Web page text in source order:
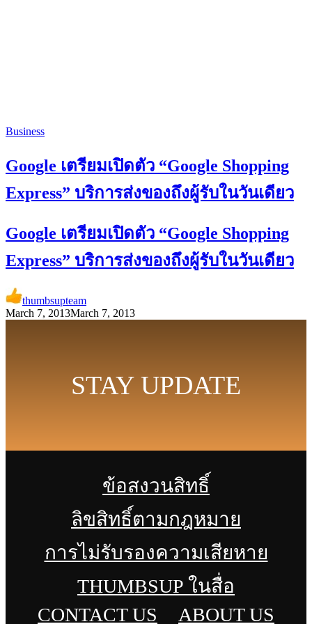
Business
Google เตรียมเปิดตัว “Google Shopping
Express” บริการส่งของถึงผู้รับในวันเดียว
Google เตรียมเปิดตัว “Google Shopping
Express” บริการส่งของถึงผู้รับในวันเดียว
thumbsupteam
March 7, 2013March 7, 2013
STAY UPDATE
ข้อสงวนสิทธิ์
ลิขสิทธิ์ตามกฎหมาย
การไม่รับรองความเสียหาย
THUMBSUP ในสื่อ
CONTACT US
ABOUT US